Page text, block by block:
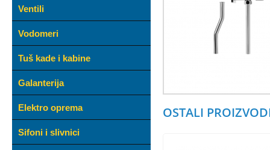
Ventili
Vodomeri
Tuš kade i kabine
Galanterija
Elektro oprema
Sifoni i slivnici
OSTALI